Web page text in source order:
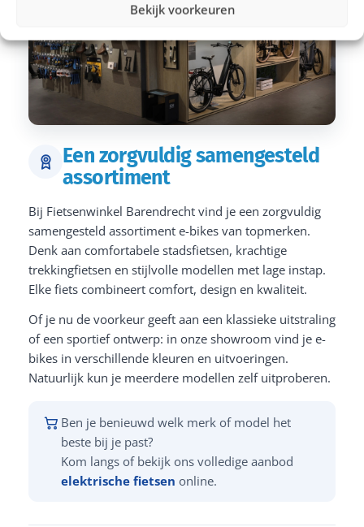
Bekijk voorkeuren
Een zorgvuldig samengesteld
assortiment
Bij Fietsenwinkel Barendrecht vind je een zorgvuldig
samengesteld assortiment e-bikes van topmerken.
Denk aan comfortabele stadsfietsen, krachtige
trekkingfietsen en stijlvolle modellen met lage instap.
Elke fiets combineert comfort, design en kwaliteit.
Of je nu de voorkeur geeft aan een klassieke uitstraling
of een sportief ontwerp: in onze showroom vind je e-
bikes in verschillende kleuren en uitvoeringen.
Natuurlijk kun je meerdere modellen zelf uitproberen.
Ben je benieuwd welk merk of model het
beste bij je past?
Kom langs of bekijk ons volledige aanbod
elektrische fietsen online.